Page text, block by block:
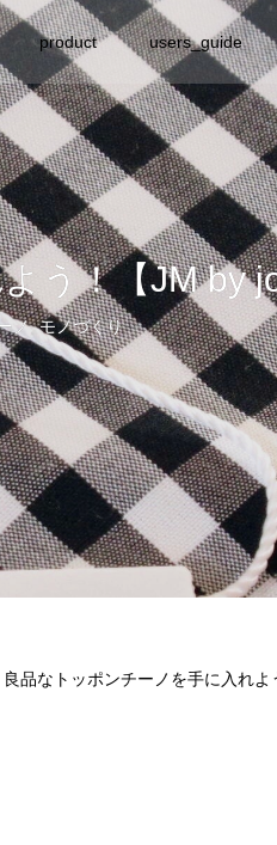
product users_guide
う！【JM by
ノ,モノづくり
良品なトッポンチーノを手に入れよ